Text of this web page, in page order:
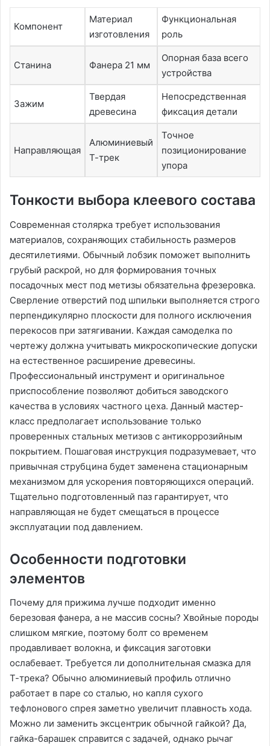
Компонент
Материал
изготовления
Функциональная
роль
Станина Фанера 21 мм
Опорная база всего
устройства
Зажим
Твердая
древесина
Непосредственная
фиксация детали
Направляющая
Алюминиевый
Т-трек
Точное
позиционирование
упора
Тонкости выбора клеевого состава
Современная столярка требует использования
материалов, сохраняющих стабильность размеров
десятилетиями. Обычный лобзик поможет выполнить
грубый раскрой, но для формирования точных
посадочных мест под метизы обязательна фрезеровка.
Сверление отверстий под шпильки выполняется строго
перпендикулярно плоскости для полного исключения
перекосов при затягивании. Каждая самоделка по
чертежу должна учитывать микроскопические допуски
на естественное расширение древесины.
Профессиональный инструмент и оригинальное
приспособление позволяют добиться заводского
качества в условиях частного цеха. Данный мастер-
класс предполагает использование только
проверенных стальных метизов с антикоррозийным
покрытием. Пошаговая инструкция подразумевает, что
привычная струбцина будет заменена стационарным
механизмом для ускорения повторяющихся операций.
Тщательно подготовленный паз гарантирует, что
направляющая не будет смещаться в процессе
эксплуатации под давлением.
Особенности подготовки
элементов
Почему для прижима лучше подходит именно
березовая фанера, а не массив сосны? Хвойные породы
слишком мягкие, поэтому болт со временем
продавливает волокна, и фиксация заготовки
ослабевает. Требуется ли дополнительная смазка для
Т-трека? Обычно алюминиевый профиль отлично
работает в паре со сталью, но капля сухого
тефлонового спрея заметно увеличит плавность хода.
Можно ли заменить эксцентрик обычной гайкой? Да,
гайка-барашек справится с задачей, однако рычаг